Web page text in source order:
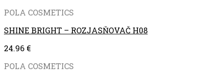
POLA COSMETICS
SHINE BRIGHT – ROZJASŇOVAČ H08
24.96 €
POLA COSMETICS